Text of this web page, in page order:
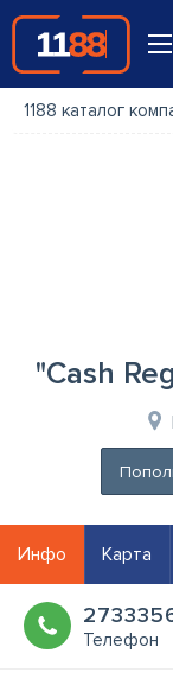
1188 каталог
"Cash
Инфо Карта
Телефон